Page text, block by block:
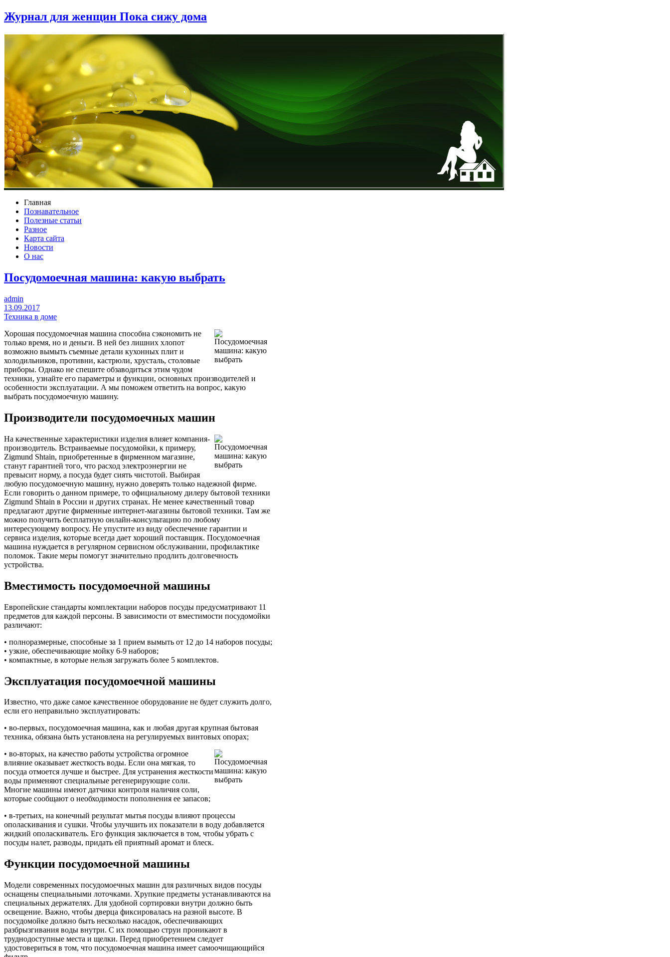
Журнал для женщин Пока сижу дома
Главная
Познавательное
Полезные статьи
Разное
Карта сайта
Новости
О нас
Посудомоечная машина: какую выбрать
admin
13.09.2017
Техника в доме
Хорошая посудомоечная машина способна сэкономить не
только время, но и деньги. В ней без лишних хлопот
возможно вымыть съемные детали кухонных плит и
холодильников, противни, кастрюли, хрусталь, столовые
приборы. Однако не спешите обзаводиться этим чудом
техники, узнайте его параметры и функции, основных производителей и
особенности эксплуатации. А мы поможем ответить на вопрос, какую
выбрать посудомоечную машину.
Производители посудомоечных машин
На качественные характеристики изделия влияет компания-
производитель. Встраиваемые посудомойки, к примеру,
Zigmund Shtain, приобретенные в фирменном магазине,
станут гарантией того, что расход электроэнергии не
превысит норму, а посуда будет сиять чистотой. Выбирая
любую посудомоечную машину, нужно доверять только надежной фирме.
Если говорить о данном примере, то официальному дилеру бытовой техники
Zigmund Shtain в России и других странах. Не менее качественный товар
предлагают другие фирменные интернет-магазины бытовой техники. Там же
можно получить бесплатную онлайн-консультацию по любому
интересующему вопросу. Не упустите из виду обеспечение гарантии и
сервиса изделия, которые всегда дает хороший поставщик. Посудомоечная
машина нуждается в регулярном сервисном обслуживании, профилактике
поломок. Такие меры помогут значительно продлить долговечность
устройства.
Вместимость посудомоечной машины
Европейские стандарты комплектации наборов посуды предусматривают 11
предметов для каждой персоны. В зависимости от вместимости посудомойки
различают:
• полноразмерные, способные за 1 прием вымыть от 12 до 14 наборов посуды;
• узкие, обеспечивающие мойку 6-9 наборов;
• компактные, в которые нельзя загружать более 5 комплектов.
Эксплуатация посудомоечной машины
Известно, что даже самое качественное оборудование не будет служить долго,
если его неправильно эксплуатировать:
• во-первых, посудомоечная машина, как и любая другая крупная бытовая
техника, обязана быть установлена на регулируемых винтовых опорах;
• во-вторых, на качество работы устройства огромное
влияние оказывает жесткость воды. Если она мягкая, то
посуда отмоется лучше и быстрее. Для устранения жесткости
воды применяют специальные регенерирующие соли.
Многие машины имеют датчики контроля наличия соли,
которые сообщают о необходимости пополнения ее запасов;
• в-третьих, на конечный результат мытья посуды влияют процессы
ополаскивания и сушки. Чтобы улучшить их показатели в воду добавляется
жидкий ополаскиватель. Его функция заключается в том, чтобы убрать с
посуды налет, разводы, придать ей приятный аромат и блеск.
Функции посудомоечной машины
Модели современных посудомоечных машин для различных видов посуды
оснащены специальными лоточками. Хрупкие предметы устанавливаются на
специальных держателях. Для удобной сортировки внутри должно быть
освещение. Важно, чтобы дверца фиксировалась на разной высоте. В
посудомойке должно быть несколько насадок, обеспечивающих
разбрызгивания воды внутри. С их помощью струи проникают в
труднодоступные места и щелки. Перед приобретением следует
удостовериться в том, что посудомоечная машина имеет самоочищающийся